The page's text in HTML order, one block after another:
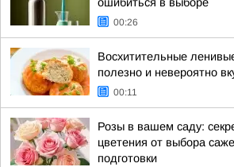
00:26
Восхитительные
полезно и невероятно
00:11
Розы в вашем саду:
цветения от выбора
подготовки